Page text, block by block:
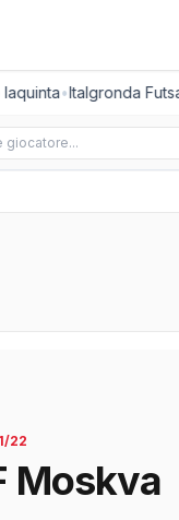
•Italgronda
22
Moskva